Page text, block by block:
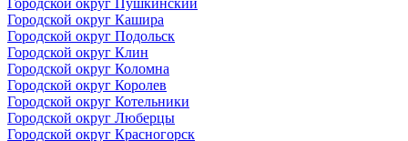
Городской округ Пушкинский
Городской округ Кашира
Городской округ Подольск
Городской округ Клин
Городской округ Коломна
Городской округ Королев
Городской округ Котельники
Городской округ Люберцы
Городской округ Красногорск